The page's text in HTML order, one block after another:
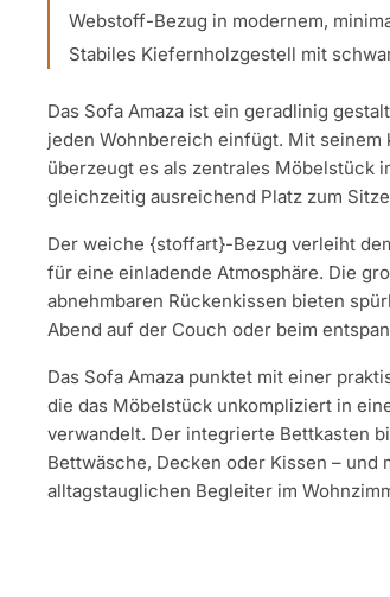
Webstoff-Bezug in modernem,
Stabiles Kiefernholzgestell mit
Das Sofa Amaza ist ein geradlinig
jeden Wohnbereich einfügt. Mit
überzeugt es als zentrales Möbelstück
gleichzeitig ausreichend Platz zum
Der weiche {stoffart}-Bezug verleiht
für eine einladende Atmosphäre. Die
abnehmbaren Rückenkissen bieten
Abend auf der Couch oder beim
Das Sofa Amaza punktet mit einer
die das Möbelstück unkompliziert in
verwandelt. Der integrierte Bettkasten
Bettwäsche, Decken oder Kissen – und
alltagstauglichen Begleiter im